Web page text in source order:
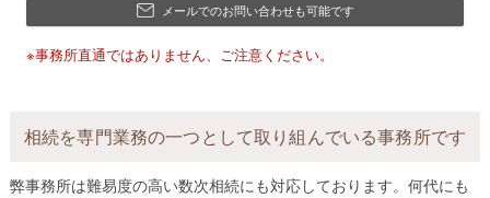
メールでのお問い合わせも可能です
※事務所直通ではありません、ご注意ください。
相続を専門業務の一つとして取り組んでいる事務所です
弊事務所は難易度の高い数次相続にも対応しております。何代にも